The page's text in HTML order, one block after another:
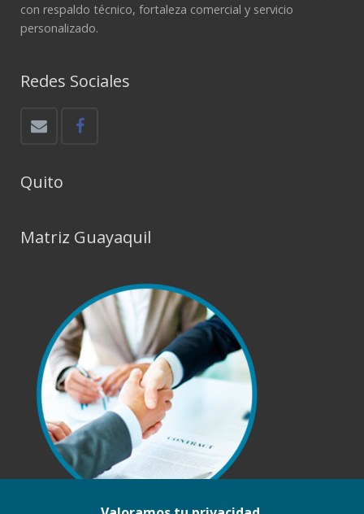
con respaldo técnico, fortaleza comercial y servicio
personalizado.
Redes Sociales
Quito
Matriz Guayaquil